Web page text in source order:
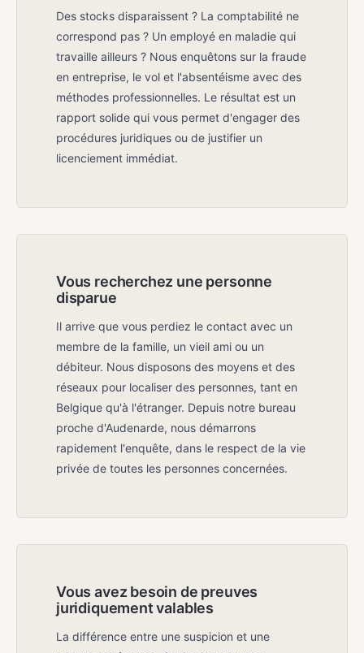
Des stocks disparaissent ? La comptabilité ne
correspond pas ? Un employé en maladie qui
travaille ailleurs ? Nous enquêtons sur la fraude
en entreprise, le vol et l'absentéisme avec des
méthodes professionnelles. Le résultat est un
rapport solide qui vous permet d'engager des
procédures juridiques ou de justifier un
licenciement immédiat.
Vous recherchez une personne
disparue
Il arrive que vous perdiez le contact avec un
membre de la famille, un vieil ami ou un
débiteur. Nous disposons des moyens et des
réseaux pour localiser des personnes, tant en
Belgique qu'à l'étranger. Depuis notre bureau
proche d'Audenarde, nous démarrons
rapidement l'enquête, dans le respect de la vie
privée de toutes les personnes concernées.
Vous avez besoin de preuves
juridiquement valables
La différence entre une suspicion et une